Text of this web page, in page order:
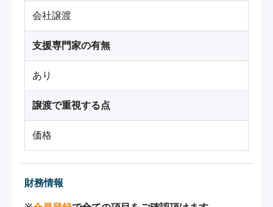
会社譲渡
支援専門家の有無
あり
譲渡で重視する点
価格
財務情報